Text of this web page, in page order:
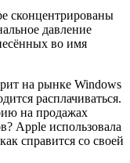
сконцентрированы
давление
во имя
на рынке Windows
расплачиваться.
на продажах
Apple использовала
справится со своей